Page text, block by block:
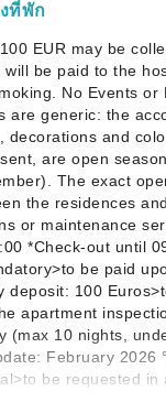
ที่พัก
EUR may be
be paid to the
No Events or
are generic: the
and
are open
The exact
the residences
or maintenance
*Check-out until
be paid
deposit: 100
apartment
(max 10 nights,
February 2026
be requested in